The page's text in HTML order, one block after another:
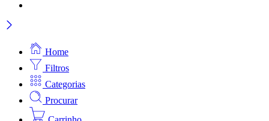
Home
Filtros
Categorias
Procurar